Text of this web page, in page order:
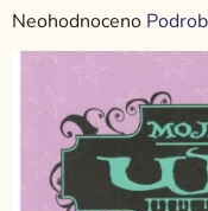
Průměrné
hodnocení
Neohodnoceno